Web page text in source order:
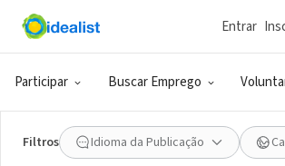
Participar Buscar Emprego
Entrar
Filtros Idioma da Publicação
ONG (SETOR SOCIAL)
American Heart